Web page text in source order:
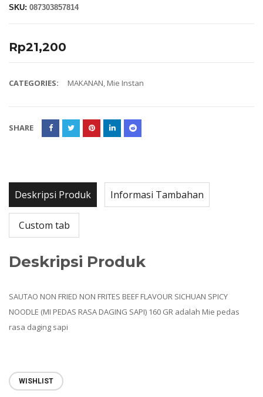
SKU: 087303857814
Rp21,200
CATEGORIES: MAKANAN Mie Instan
SHARE
Deskripsi Produk Informasi Tambahan
Custom tab
Deskripsi Produk
SAUTAO NON FRIED NON FRITES BEEF FLAVOUR SICHUAN SPICY
NOODLE (MI PEDAS RASA DAGING SAPI) 160 GR adalah Mie pedas
rasa daging sapi
WISHLIST